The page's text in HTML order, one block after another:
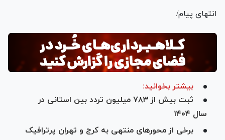
انتهای پیام/
بیشتر بخوانید:
ثبت بیش از ۷۸۳ میلیون تردد بین استانی در
سال ۱۴۰۴
برخی از محور‌های منتهی به کرج و تهران پرترافیک